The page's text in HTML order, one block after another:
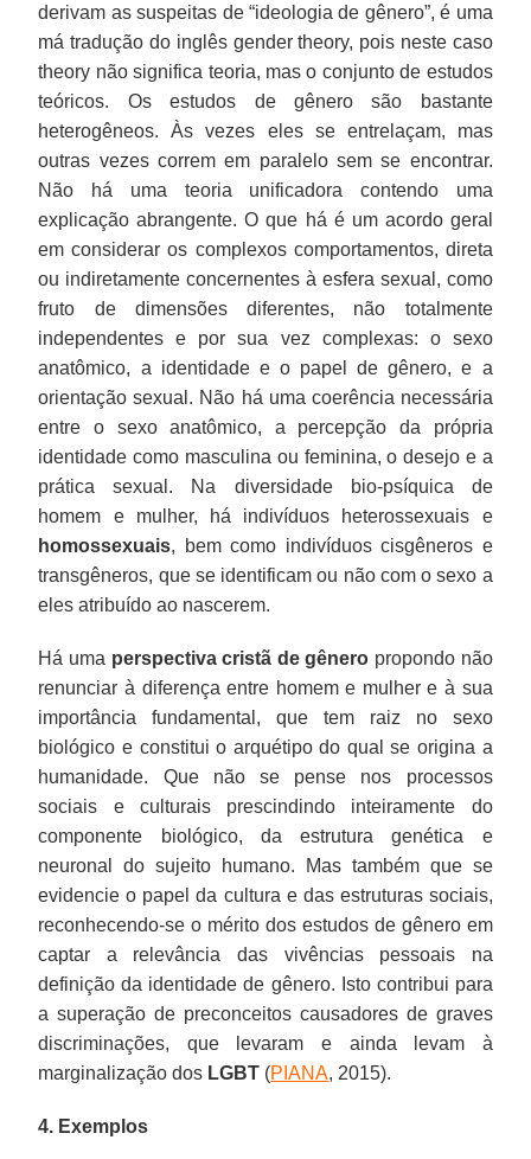
derivam as suspeitas de “ideologia de gênero”, é uma
má tradução do inglês gender theory, pois neste caso
theory não significa teoria, mas o conjunto de estudos
teóricos. Os estudos de gênero são bastante
heterogêneos. Às vezes eles se entrelaçam, mas
outras vezes correm em paralelo sem se encontrar.
Não há uma teoria unificadora contendo uma
explicação abrangente. O que há é um acordo geral
em considerar os complexos comportamentos, direta
ou indiretamente concernentes à esfera sexual, como
fruto de dimensões diferentes, não totalmente
independentes e por sua vez complexas: o sexo
anatômico, a identidade e o papel de gênero, e a
orientação sexual. Não há uma coerência necessária
entre o sexo anatômico, a percepção da própria
identidade como masculina ou feminina, o desejo e a
prática sexual. Na diversidade bio-psíquica de
homem e mulher, há indivíduos heterossexuais e
homossexuais, bem como indivíduos cisgêneros e
transgêneros, que se identificam ou não com o sexo a
eles atribuído ao nascerem.
Há uma perspectiva cristã de gênero propondo não
renunciar à diferença entre homem e mulher e à sua
importância fundamental, que tem raiz no sexo
biológico e constitui o arquétipo do qual se origina a
humanidade. Que não se pense nos processos
sociais e culturais prescindindo in­teiramente do
componente bioló­gico, da estrutura genética e
neuronal do sujeito humano. Mas também que se
evidencie o papel da cultura e das estruturas sociais,
reconhecendo-se o mérito dos estudos de gênero em
captar a relevância das vivências pessoais na
definição da identidade de gênero. Isto contribui para
a superação de preconceitos causadores de graves
discriminações, que levaram e ainda levam à
marginalização dos LGBT (PIANA, 2015).
4. Exemplos